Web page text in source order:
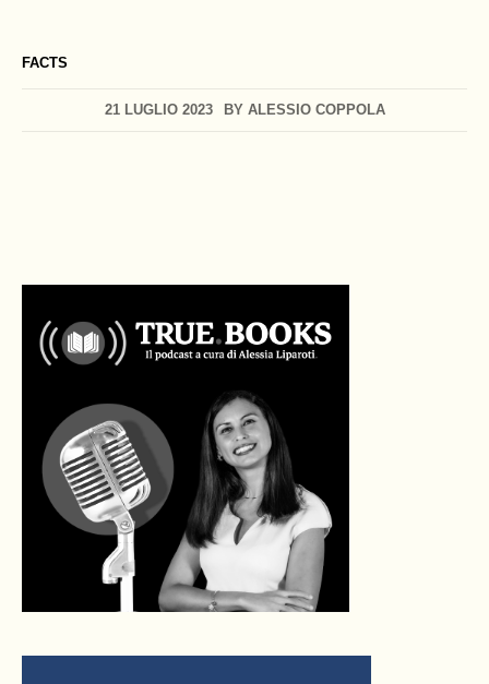
FACTS
21 LUGLIO 2023 BY ALESSIO COPPOLA